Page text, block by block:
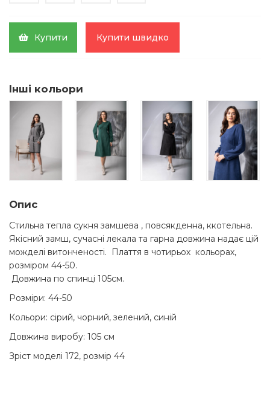
Купити Купити швидко
Інші кольори
Опис
Стильна тепла сукня замшева , повсякденна, ккотельна.
Якісний замш, сучасні лекала та гарна довжина надає цій
можделі витонченості. Плаття в чотирьох кольорах,
розміром 44-50.
Довжина по спинці 105см.
Розміри: 44-50
Кольори: сірий, чорний, зелений, синій
Довжина виробу: 105 см
Зріст моделі 172, розмір 44